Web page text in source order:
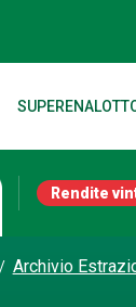
Rendite
Archivio